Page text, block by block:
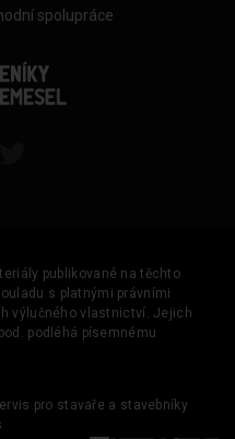
spolupráce
publikované na těchto
s platnými právními
výlučného vlastnictví. Jejich
podléhá písemnému
pro stavaře a stavebníky